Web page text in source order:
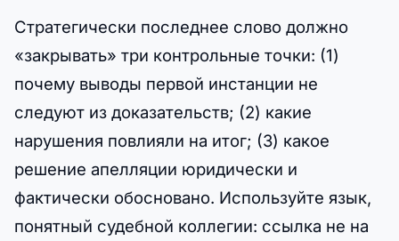
Стратегически последнее слово должно
«закрывать» три контрольные точки: (1)
почему выводы первой инстанции не
следуют из доказательств; (2) какие
нарушения повлияли на итог; (3) какое
решение апелляции юридически и
фактически обосновано. Используйте язык,
понятный судебной коллегии: ссылка не на